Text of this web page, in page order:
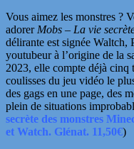
Vous aimez les monstres ?
adorerMobs – La vie
délirante est signée Waltch,
youtubeur à l’origine de la
2023, elle compte déjà cinq
coulisses du jeu vidéo le
des gags en une page, des
plein de situations
secrète des monstres
et Watch. Glénat. 11,50€)